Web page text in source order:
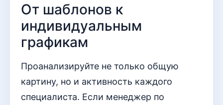
От шаблонов к
индивидуальным
графикам
Проанализируйте не только общую
картину, но и активность каждого
специалиста. Если менеджер по